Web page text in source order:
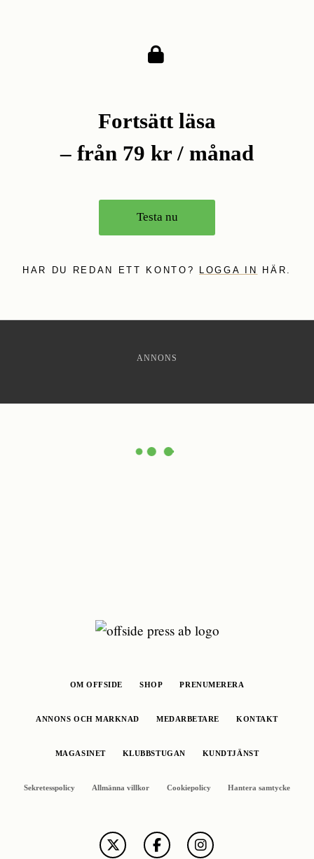
Fortsätt läsa
– från 79 kr / månad
Testa nu
HAR DU REDAN ETT KONTO? LOGGA IN HÄR.
ANNONS
OM OFFSIDE SHOP PRENUMERERA
ANNONS OCH MARKNAD MEDARBETARE KONTAKT
MAGASINET KLUBBSTUGAN KUNDTJÄNST
Sekretesspolicy Allmänna villkor Cookiepolicy Hantera samtycke